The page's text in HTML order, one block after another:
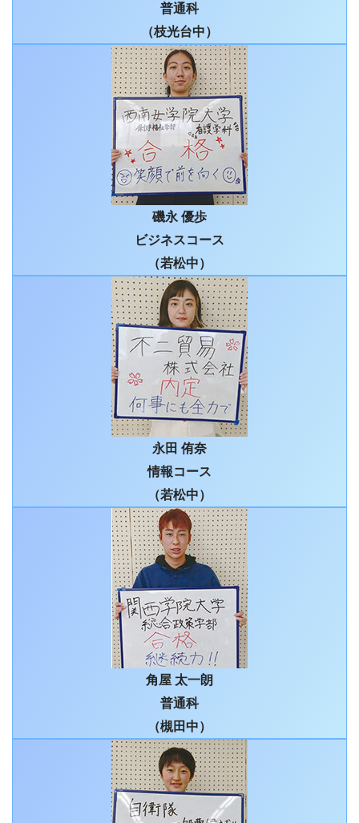
普通科
（枝光台中）
磯永 優歩
ビジネスコース
（若松中）
永田 侑奈
情報コース
（若松中）
角屋 太一朗
普通科
（槻田中）